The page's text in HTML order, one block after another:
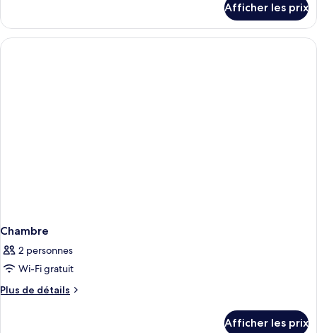
classique,
très
Chambre
classique,
1
Afficher les prix
Chambre
2 personnes
Wi-Fi gratuit
Plus de détails
Plus
Afficher les prix